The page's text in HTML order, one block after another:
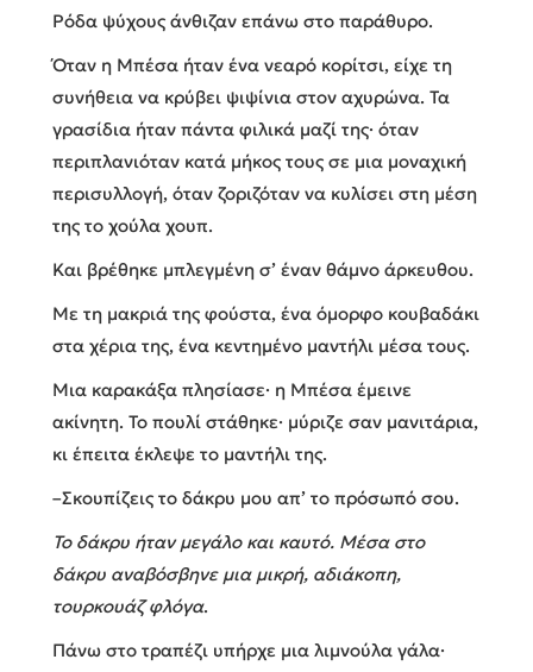
Ρόδα ψύχους άνθιζαν επάνω στο παράθυρο.
Όταν η Μπέσα ήταν ένα νεαρό κορίτσι, είχε τη
συνήθεια να κρύβει ψιψίνια στον αχυρώνα. Τα
γρασίδια ήταν πάντα φιλικά μαζί της· όταν
περιπλανιόταν κατά μήκος τους σε μια μοναχική
περισυλλογή, όταν ζοριζόταν να κυλίσει στη μέση
της το χούλα χουπ.
Και βρέθηκε μπλεγμένη σ’ έναν θάμνο άρκευθου.
Με τη μακριά της φούστα, ένα όμορφο κουβαδάκι
στα χέρια της, ένα κεντημένο μαντήλι μέσα τους.
Μια καρακάξα πλησίασε· η Μπέσα έμεινε
ακίνητη. Το πουλί στάθηκε· μύριζε σαν μανιτάρια,
κι έπειτα έκλεψε το μαντήλι της.
–Σκουπίζεις το δάκρυ μου απ’ το πρόσωπό σου.
Το δάκρυ ήταν μεγάλο και καυτό. Μέσα στο
δάκρυ αναβόσβηνε μια μικρή, αδιάκοπη,
τουρκουάζ φλόγα.
Πάνω στο τραπέζι υπήρχε μια λιμνούλα γάλα·